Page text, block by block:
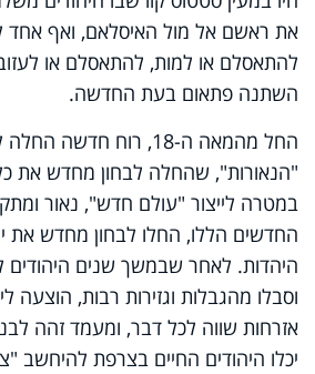
את ראשם אל מול האיסלאם, ואף אחד
להתאסלם או למות, להתאסלם או
השתנה פתאום בעת החדשה.
החל מהמאה ה-18, רוח
"הנאורות", שהחלה לבחון מחדש את
במטרה לייצור "עולם חדש", נאור
החדשים הללו, החלו לבחון מחדש
היהדות. לאחר שבמשך שנים היהודים
וסבלו מהגבלות וגזירות רבות, הוצעה
אזרחות שווה לכל דבר, ומעמד זהה
יכלו היהודים החיים בצרפת להיחשב